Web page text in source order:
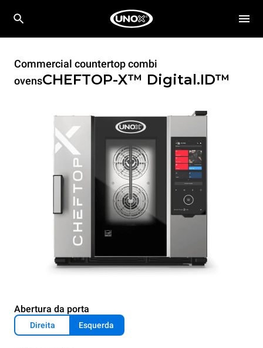
Commercial countertop combi
ovensCHEFTOP-X™ Digital.ID™
Abertura da porta
Direita Esquerda